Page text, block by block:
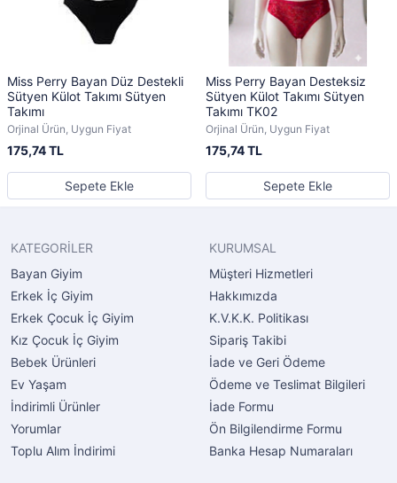
Miss Perry Bayan Düz Destekli
Sütyen Külot Takımı Sütyen
Takımı
Orjinal Ürün, Uygun Fiyat
175,74 TL
Sepete Ekle
Miss Perry Bayan Desteksiz
Sütyen Külot Takımı Sütyen
Takımı TK02
Orjinal Ürün, Uygun Fiyat
175,74 TL
Sepete Ekle
KATEGORİLER
Bayan Giyim
Erkek İç Giyim
Erkek Çocuk İç Giyim
Kız Çocuk İç Giyim
Bebek Ürünleri
Ev Yaşam
İndirimli Ürünler
Yorumlar
Toplu Alım İndirimi
KURUMSAL
Müşteri Hizmetleri
Hakkımızda
K.V.K.K. Politikası
Sipariş Takibi
İade ve Geri Ödeme
Ödeme ve Teslimat Bilgileri
İade Formu
Ön Bilgilendirme Formu
Banka Hesap Numaraları